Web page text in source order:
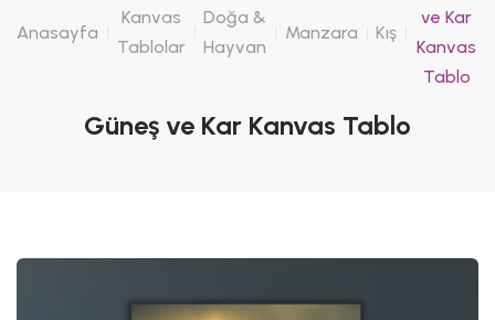
Anasayfa
Kanvas
Tablolar
Doğa &
Hayvan
Manzara Kış
ve Kar
Kanvas
Tablo
Güneş ve Kar Kanvas Tablo